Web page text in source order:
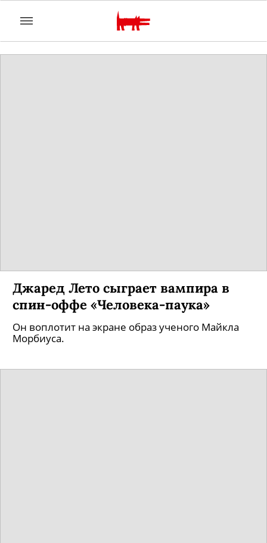
Джаред Лето сыграет вампира в
спин-оффе «Человека-паука»
Он воплотит на экране образ ученого Майкла
Морбиуса.